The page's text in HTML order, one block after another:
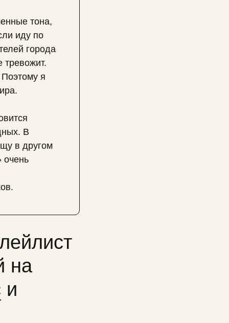
тона,
иду по
города
тревожит.
Поэтому я
В
в другом
очень
на
и